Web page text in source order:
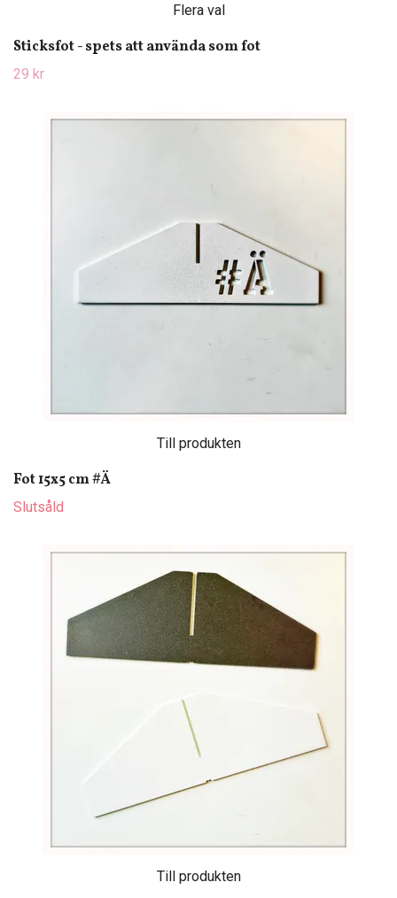
Flera val
Sticksfot - spets att använda som fot
29 kr
Till produkten
Fot 15x5 cm #Ä
Slutsåld
Till produkten